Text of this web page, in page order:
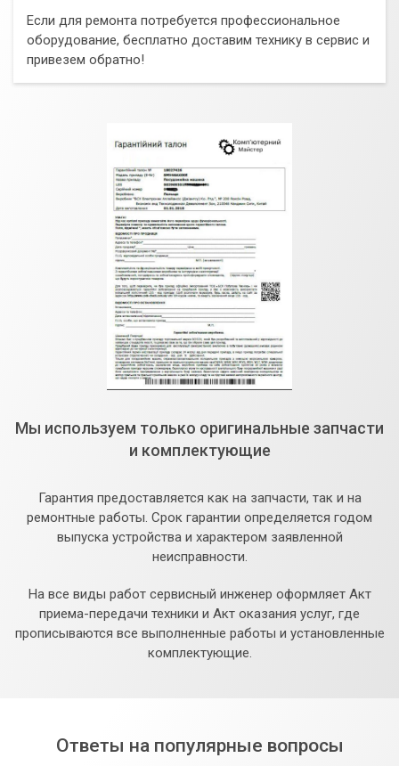
Если для ремонта потребуется профессиональное
оборудование, бесплатно доставим технику в сервис и
привезем обратно!
Мы используем только оригинальные запчасти
и комплектующие
Гарантия предоставляется как на запчасти, так и на
ремонтные работы. Срок гарантии определяется годом
выпуска устройства и характером заявленной
неисправности.
На все виды работ сервисный инженер оформляет Акт
приема-передачи техники и Акт оказания услуг, где
прописываются все выполненные работы и установленные
комплектующие.
Ответы на популярные вопросы